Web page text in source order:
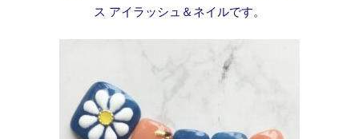
ス アイラッシュ＆ネイルです。